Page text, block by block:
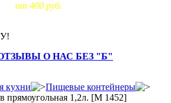
от 400 руб.
О НАС БЕЗ "Б"
кухни
Пищевые контейнеры
прямоугольная 1,2л. [М 1452]